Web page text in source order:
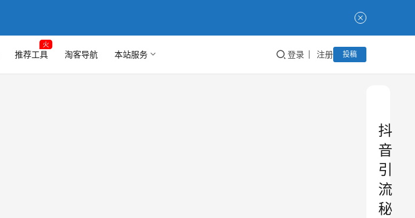
推荐工具
火
淘客导航 本站服务 登录 注册 投稿
抖
音
引
流
秘